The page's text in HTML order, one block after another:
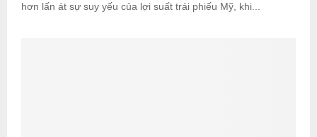
hơn lấn át sự suy yếu của lợi suất trái phiếu Mỹ, khi...